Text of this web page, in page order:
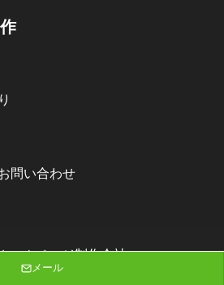
問い合わせ
ームページ制作会社
社ニゴロデザイン
メール